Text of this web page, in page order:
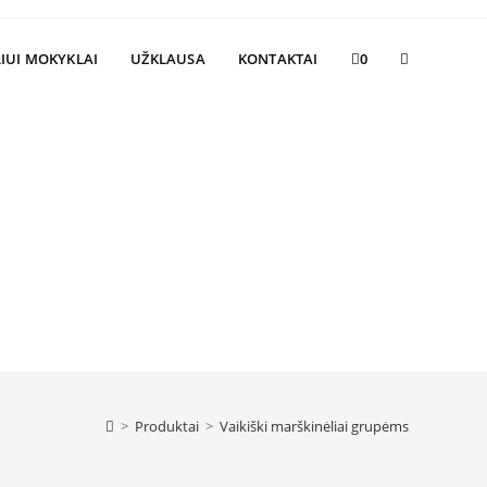
MOKYKLAI UŽKLAUSA KONTAKTAI 0 Toggle
> Produktai > Vaikiški marškinėliai grupėms